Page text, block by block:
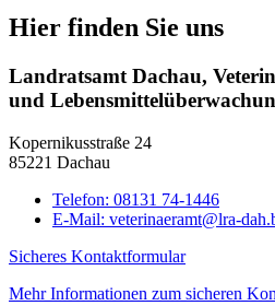
Hier finden Sie uns
Landratsamt Dachau,
und
Kopernikusstraße 24
85221 Dachau
Telefon: 08131 74-1446
E-Mail: veterinaeramt@lra-
Sicheres Kontaktformular
Mehr Informationen zum sicheren